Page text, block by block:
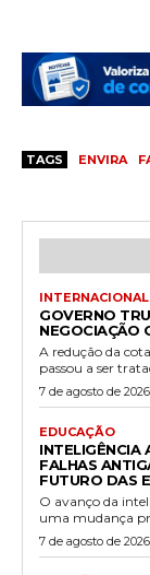
TAGS ENVIRA
INTERNACIONAL
GOVERNO
NEGOCIAÇÃO
A redução da
passou a ser
7 de agosto de 2026
EDUCAÇÃO
INTELIGÊNCIA
FALHAS
FUTURO DAS
O avanço da
uma mudança
7 de agosto de 2026